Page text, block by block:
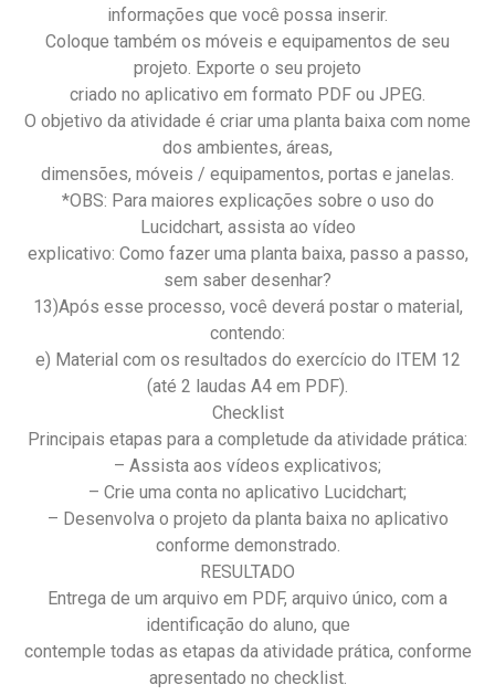
informações que você possa inserir.
Coloque também os móveis e equipamentos de seu
projeto. Exporte o seu projeto
criado no aplicativo em formato PDF ou JPEG.
O objetivo da atividade é criar uma planta baixa com nome
dos ambientes, áreas,
dimensões, móveis / equipamentos, portas e janelas.
*OBS: Para maiores explicações sobre o uso do
Lucidchart, assista ao vídeo
explicativo: Como fazer uma planta baixa, passo a passo,
sem saber desenhar?
13)Após esse processo, você deverá postar o material,
contendo:
e) Material com os resultados do exercício do ITEM 12
(até 2 laudas A4 em PDF).
Checklist
Principais etapas para a completude da atividade prática:
– Assista aos vídeos explicativos;
– Crie uma conta no aplicativo Lucidchart;
– Desenvolva o projeto da planta baixa no aplicativo
conforme demonstrado.
RESULTADO
Entrega de um arquivo em PDF, arquivo único, com a
identificação do aluno, que
contemple todas as etapas da atividade prática, conforme
apresentado no checklist.